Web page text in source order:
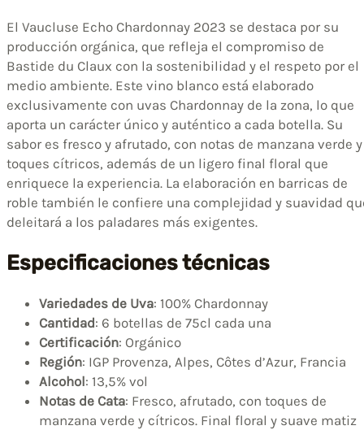
El Vaucluse Echo Chardonnay 2023 se destaca por su
producción orgánica, que refleja el compromiso de
Bastide du Claux con la sostenibilidad y el respeto por el
medio ambiente. Este vino blanco está elaborado
exclusivamente con uvas Chardonnay de la zona, lo que
aporta un carácter único y auténtico a cada botella. Su
sabor es fresco y afrutado, con notas de manzana verde y
toques cítricos, además de un ligero final floral que
enriquece la experiencia. La elaboración en barricas de
roble también le confiere una complejidad y suavidad
deleitará a los paladares más exigentes.
Especificaciones técnicas
Variedades de Uva: 100% Chardonnay
Cantidad: 6 botellas de 75cl cada una
Certificación: Orgánico
Región: IGP Provenza, Alpes, Côtes d’Azur, Francia
Alcohol: 13,5% vol
Notas de Cata: Fresco, afrutado, con toques de
manzana verde y cítricos. Final floral y suave matiz